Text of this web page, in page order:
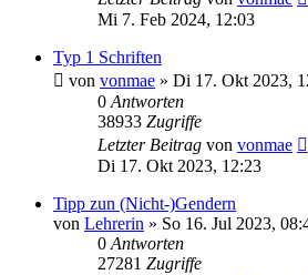
Mi 7. Feb 2024, 12:03
Typ 1 Schriften
von vonmae » Di 17. Okt 2023,
0 Antworten
38933 Zugriffe
Letzter Beitrag von vonmae
Di 17. Okt 2023, 12:23
Tipp zun (Nicht-)Gendern
von Lehrerin » So 16. Jul 2023,
0 Antworten
27281 Zugriffe